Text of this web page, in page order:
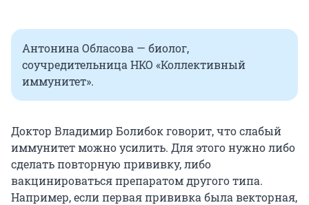
Антонина Обласова — биолог,
соучредительница НКО «Коллективный
иммунитет».
Доктор Владимир Болибок говорит, что слабый
иммунитет можно усилить. Для этого нужно либо
сделать повторную прививку, либо
вакцинироваться препаратом другого типа.
Например, если первая прививка была векторная,